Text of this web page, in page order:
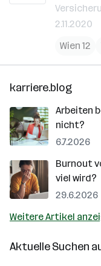
2.11.2020
Wien 12
karriere.blog
Arbeiten
nicht?
6.7.2026
Burnout
viel wird?
29.6.2026
Weitere Artikel
Aktuelle Suchen